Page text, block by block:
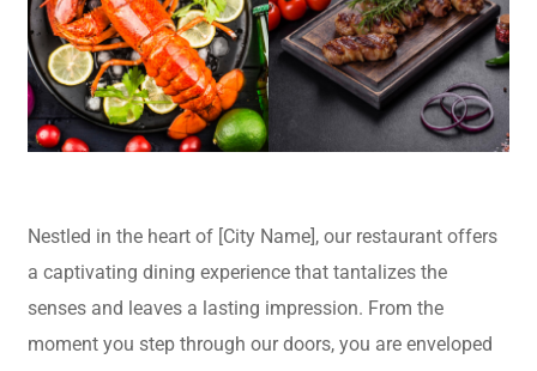
Nestled in the heart of [City Name], our restaurant offers
a captivating dining experience that tantalizes the
senses and leaves a lasting impression. From the
moment you step through our doors, you are enveloped